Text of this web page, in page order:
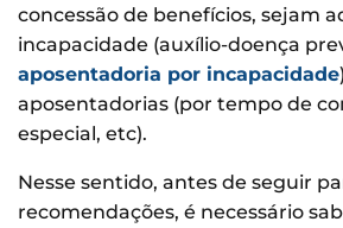
concessão de benefícios, sejam
incapacidade (auxílio-doença
aposentadoria por incapacidade
aposentadorias (por tempo de
especial, etc).
Nesse sentido, antes de seguir
recomendações, é necessário